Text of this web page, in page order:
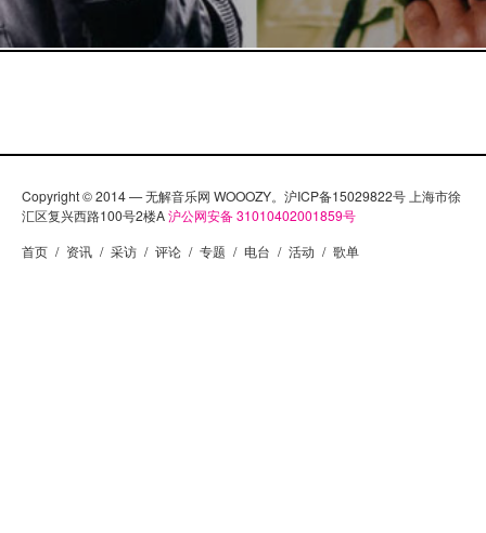
Copyright © 2014 — 无解音乐网 WOOOZY。沪ICP备15029822号 上海市徐
汇区复兴西路100号2楼A沪公网安备 31010402001859号
首页 / 资讯 / 采访 / 评论 / 专题 / 电台 / 活动 / 歌单